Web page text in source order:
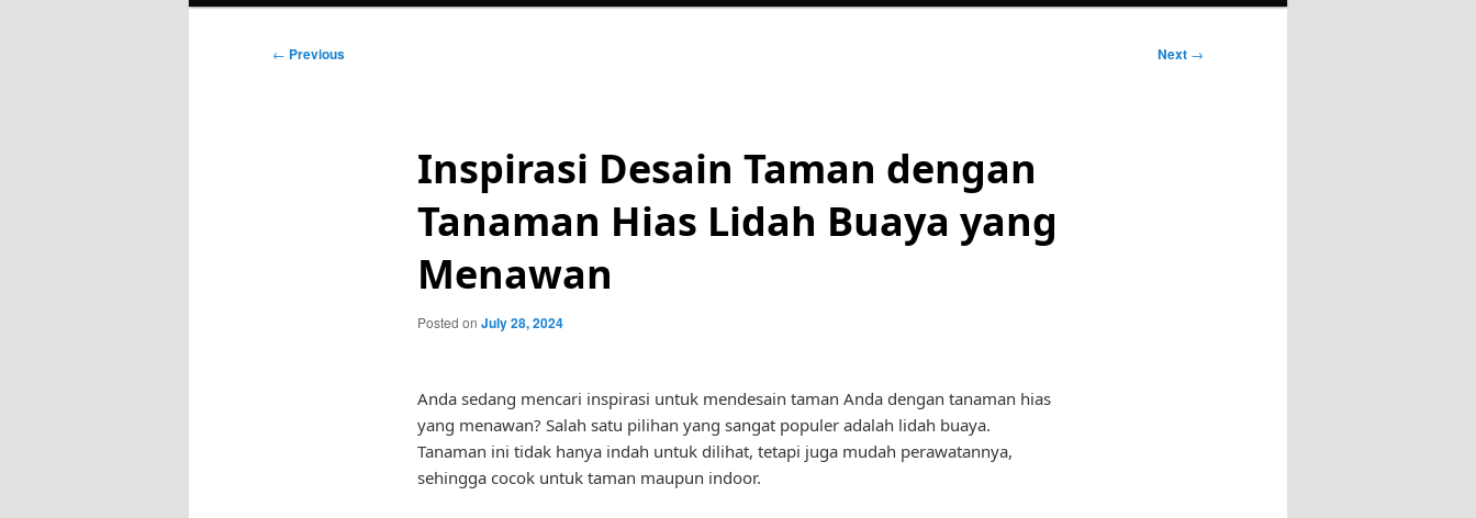
Post
← Previous Next →
Inspirasi Desain Taman dengan
Tanaman Hias Lidah Buaya yang
Menawan
Posted on July 28, 2024
Anda sedang mencari inspirasi untuk mendesain taman Anda dengan tanaman hias
yang menawan? Salah satu pilihan yang sangat populer adalah lidah buaya.
Tanaman ini tidak hanya indah untuk dilihat, tetapi juga mudah perawatannya,
sehingga cocok untuk taman maupun indoor.